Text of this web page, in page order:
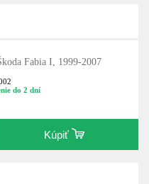
Fabia I, 1999-2007
do 2 dní
Kúpiť